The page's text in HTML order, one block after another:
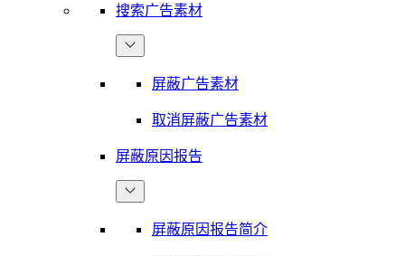
搜索广告素材
屏蔽广告素材
取消屏蔽广告素材
屏蔽原因报告
屏蔽原因报告简介